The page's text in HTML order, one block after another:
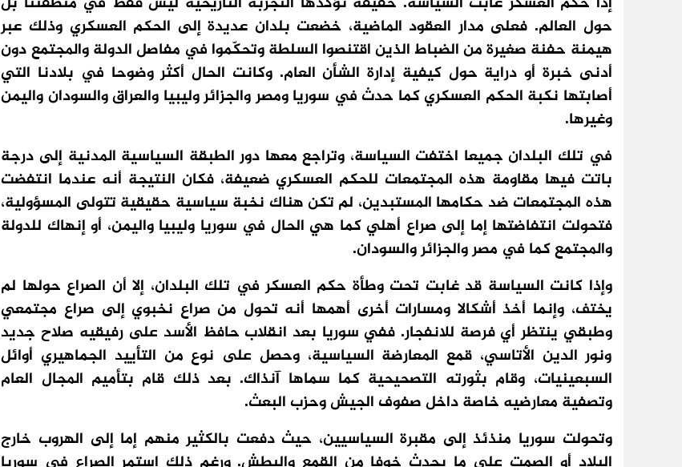
حول العالم. فعلى مدار العقود الماضية، خضعت بلدان عديدة إلى الحكم العسكري وذلك عبر
هيمنة حفنة صغيرة من الضباط الذين اقتنصوا السلطة وتحكّموا في مفاصل الدولة والمجتمع دون
أدنى خبرة أو دراية حول كيفية إدارة الشأن العام. وكانت الحال أكثر وضوحا في بلادنا التي
أصابتها نكبة الحكم العسكري كما حدث في سوريا ومصر والجزائر وليبيا والعراق والسودان واليمن
وغيرها.
في تلك البلدان جميعا اختفت السياسة، وتراجع معها دور الطبقة السياسية المدنية إلى درجة
باتت فيها مقاومة هذه المجتمعات للحكم العسكري ضعيفة، فكان النتيجة أنه عندما انتفضت
هذه المجتمعات ضد حكامها المستبدين، لم تكن هناك نخبة سياسية حقيقية تتولى المسؤولية،
فتحولت انتفاضتها إما إلى صراع أهلي كما هي الحال في سوريا وليبيا واليمن، أو إنهاك للدولة
والمجتمع كما في مصر والجزائر والسودان.
وإذا كانت السياسة قد غابت تحت وطأة حكم العسكر في تلك البلدان، إلا أن الصراع حولها لم
يختف، وإنما أخذ أشكالا ومسارات أخرى أهمها أنه تحول من صراع نخبوي إلى صراع مجتمعي
وطبقي ينتظر أي فرصة للانفجار. ففي سوريا بعد انقلاب حافظ الأسد على رفيقيه صلاح جديد
ونور الدين الأتاسي، قمع المعارضة السياسية، وحصل على نوع من التأييد الجماهيري أوائل
السبعينيات، وقام بثورته التصحيحية كما سماها آنذاك. بعد ذلك قام بتأميم المجال العام
وتصفية معارضيه خاصة داخل صفوف الجيش وحزب البعث.
وتحولت سوريا منذئذ إلى مقبرة السياسيين، حيث دفعت بالكثير منهم إما إلى الهروب خارج